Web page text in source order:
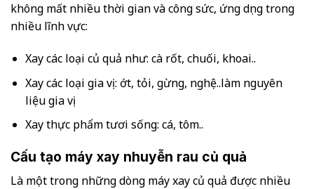
không mất nhiều thời gian và công sức, ứng dụng trong
nhiều lĩnh vực:
Xay các loại củ quả như: cà rốt, chuối, khoai..
Xay các loại gia vị: ớt, tỏi, gừng, nghệ..làm nguyên
liệu gia vị
Xay thực phẩm tươi sống: cá, tôm..
Cấu tạo máy xay nhuyễn rau củ quả
Là một trong những dòng máy xay củ quả được nhiều